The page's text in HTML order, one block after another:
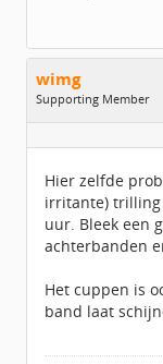
wimg
Supporting Member
Geslacht:
Geregistreerd:02 /
Hier zelfde
irritante) trilling
uur. Bleek een
achterbanden
Het cuppen is
band laat